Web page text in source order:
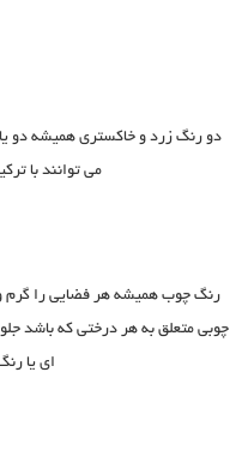
دو رنگ زرد و خاکستری همیشه دو
می توانند با
رنگ چوب همیشه هر فضایی را گرم
چوبی متعلق به هر درختی که باشد
ای یا